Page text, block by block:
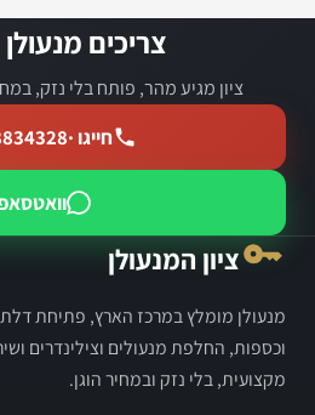
צריכים
ציון מגיע מהר, פותח בלי נזק,
חייגו ·
ציון המנעולן
מנעולן מומלץ במרכז הארץ, פתיחת
וכספות, החלפת מנעולים וצילינדרים
מקצועית, בלי נזק ובמחיר הוגן.